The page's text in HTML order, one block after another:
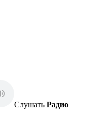
Слушать Радио